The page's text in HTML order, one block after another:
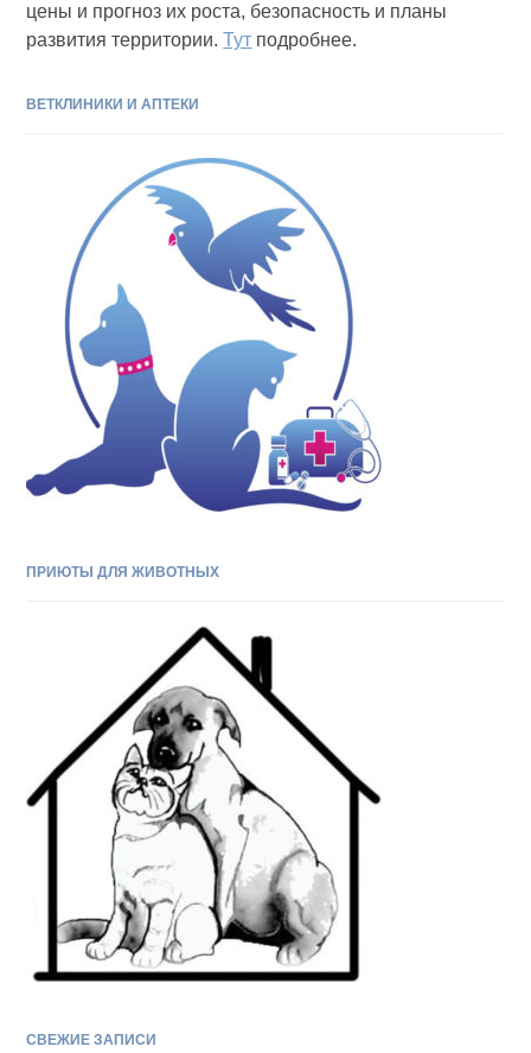
цены и прогноз их роста, безопасность и планы
развития территории.Тут подробнее.
ВЕТКЛИНИКИ И АПТЕКИ
ПРИЮТЫ ДЛЯ ЖИВОТНЫХ
СВЕЖИЕ ЗАПИСИ